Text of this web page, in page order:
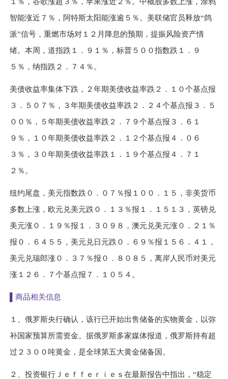
智能涨近 ７％ ，阿特斯太阳能涨逾 ５％ 。美联储官员释放“鸽
派”信号，重燃市场对 １２ 月降息的预期，提振风险资产情
绪。本周，道指跌 １．９１％ ，标普 ５００指数跌 １．９
５％ ，纳指跌 ２．７４％ 。
美债收益率集体下跌， ２年期美债收益率跌 ２．１０个基点报
３．５０７％ ， ３年期美债收益率跌 ２．２４个基点报 ３．５
００％ ， ５年期美债收益率跌 ２．７９个基点报 ３．６１
９％ ， １０年期美债收益率跌 ２．１２个基点报 ４．０６
３％ ， ３０年期美债收益率跌 １．１９个基点报 ４．７１
２％ 。
纽约尾盘，美元指数跌 ０．０７％报 １００．１５ ，非美货币
多数上涨，欧元兑美元跌 ０．１３％报 １．１５１３ ，英镑兑
美元涨０．１９％报 １．３０９８ ，澳元兑美元涨０．２１％
报 ０．６４５５ ，美元兑日元跌 ０．６９％报 １５６．４１
，
美元兑瑞郎涨０．３７％报 ０．８０８５ ，离岸人民币对美元
涨 １２６．７个基点报 ７．１０５４ 。
▌商品相关信息
１
、俄罗斯央行确认，该行已开始出售储备的实物黄金，以弥
补国家预算所需资金。据俄罗斯多家媒体报道，俄罗斯持有超
过 ２３００ 吨黄金，是全球第五大黄金储备国。
２ 、投资银行 Ｊｅｆｆｅｒｉｅｓ在最新报告中指出，“稳定